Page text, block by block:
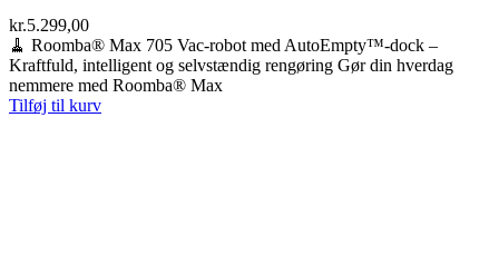
kr.5.299,00
🧹 Roomba® Max 705 Vac-robot med AutoEmpty™-dock –
Kraftfuld, intelligent og selvstændig rengøring Gør din hverdag
nemmere med Roomba® Max
Tilføj til kurv